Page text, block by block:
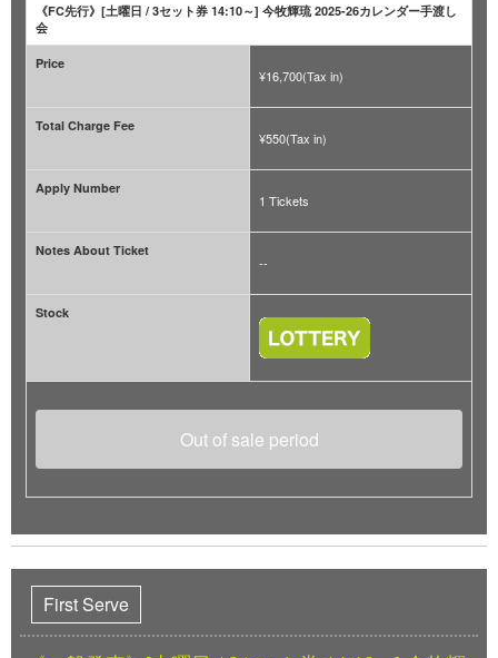
《FC先行》[土曜日 / 3セット券 14:10～] 今牧輝琉 2025-26カレンダー手渡し
会
Price
¥16,700(Tax in)
Total Charge Fee
¥550(Tax in)
Apply Number
1 Tickets
Notes About Ticket
--
Stock
Out of sale period
First Serve